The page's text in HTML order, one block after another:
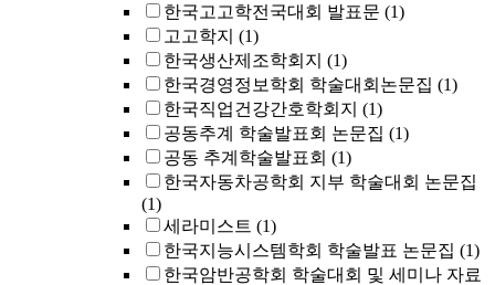
한국고고학전국대회 발표문 (1)
고고학지 (1)
한국생산제조학회지 (1)
한국경영정보학회 학술대회논문집 (1)
한국직업건강간호학회지 (1)
공동추계 학술발표회 논문집 (1)
공동 추계학술발표회 (1)
한국자동차공학회 지부 학술대회 논문집
(1)
세라미스트 (1)
한국지능시스템학회 학술발표 논문집 (1)
한국암반공학회 학술대회 및 세미나 자료